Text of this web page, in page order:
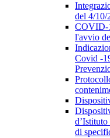
del 4/10/
COVID-
l'avvio
Covid -
di